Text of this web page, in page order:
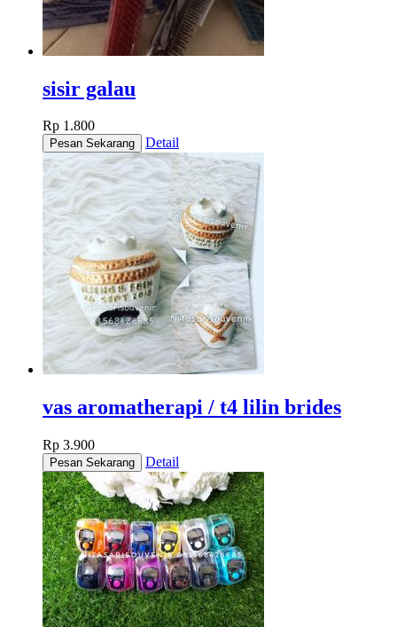
sisir galau
Rp 1.800
Detail
vas aromatherapi / t4 lilin brides
Rp 3.900
Detail